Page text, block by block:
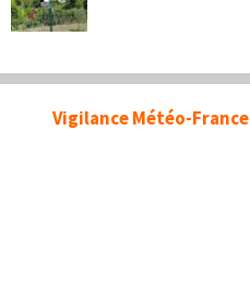
Vigilance Météo-France